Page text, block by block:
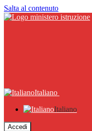
Salta al contenuto
Italiano
Italiano
Accedi